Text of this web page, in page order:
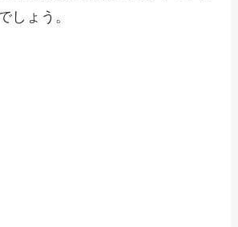
しょう。